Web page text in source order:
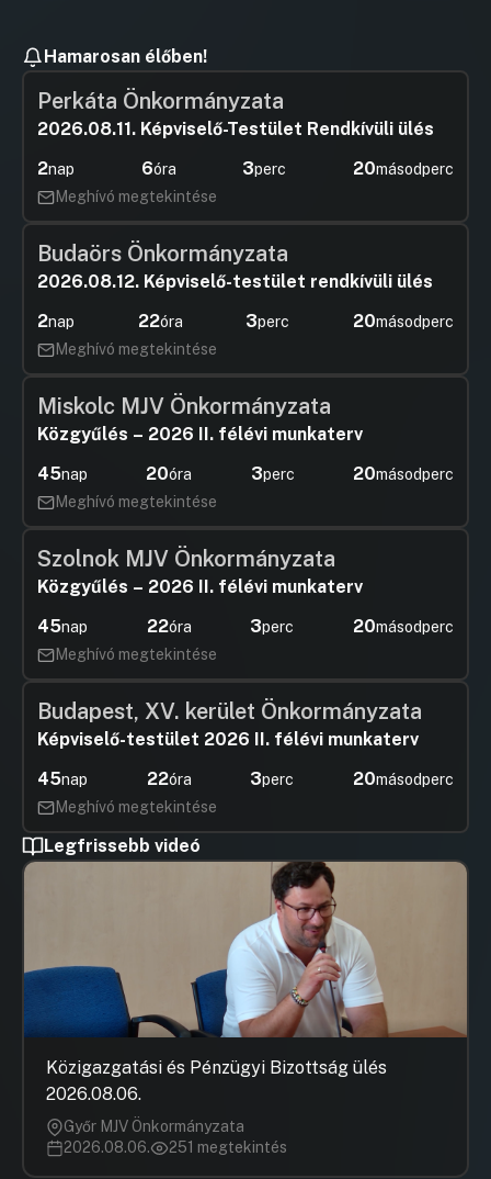
Hamarosan élőben!
Perkáta Önkormányzata
2026.08.11. Képviselő-Testület Rendkívüli ülés
2nap 6óra 3perc 18másodperc
Meghívó megtekintése
Budaörs Önkormányzata
2026.08.12. Képviselő-testület rendkívüli ülés
2nap 22óra 3perc 18másodperc
Meghívó megtekintése
Miskolc MJV Önkormányzata
Közgyűlés – 2026 II. félévi munkaterv
45nap 20óra 3perc 18másodperc
Meghívó megtekintése
Szolnok MJV Önkormányzata
Közgyűlés – 2026 II. félévi munkaterv
45nap 22óra 3perc 18másodperc
Meghívó megtekintése
Budapest, XV. kerület Önkormányzata
Képviselő-testület 2026 II. félévi munkaterv
45nap 22óra 3perc 18másodperc
Meghívó megtekintése
Legfrissebb videó
Közigazgatási és Pénzügyi Bizottság ülés
2026.08.06.
Győr MJV Önkormányzata
2026.08.06.
251 megtekintés